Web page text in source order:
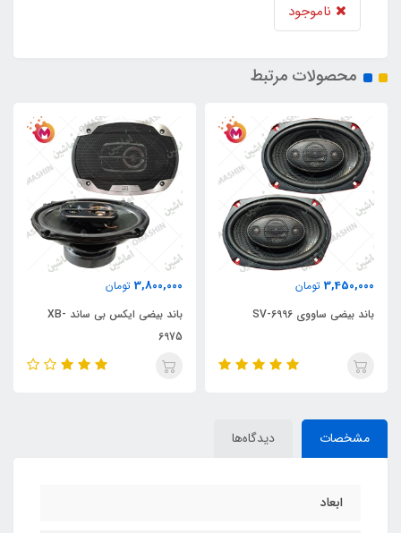
ناموجود
محصولات مرتبط
3,450,000 تومان
باند بیضی ساووی SV-6996
3,800,000 تومان
باند بیضی ایکس بی ساند XB-
6975
مشخصات دیدگاه‌ها
ابعاد